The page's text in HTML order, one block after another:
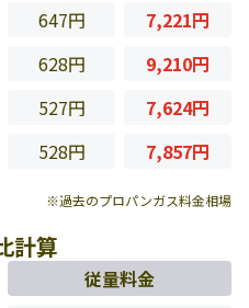
647円
7,221円
628円
9,210円
527円
7,624円
528円 7,857円
※過去のプロパンガス料金相場
計算
従量料金